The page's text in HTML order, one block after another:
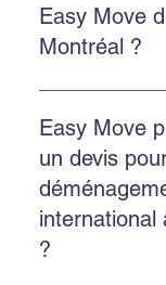
Easy Move
Montréal ?
Le prix dépend
volume et des
Easy Move
soumissions
pour estimer
déménagement.
Easy Move
un devis
international
?